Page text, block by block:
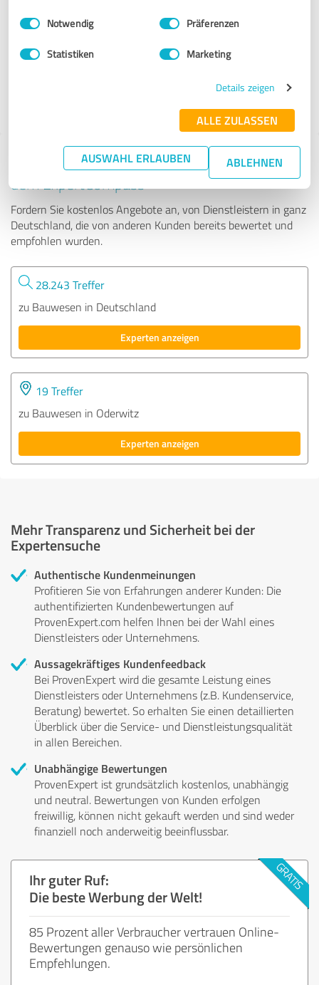
Impressum Datenschutzbestimmungen
Einwilligungsauswahl
Notwendig Präferenzen
Statistiken Marketing
Details zeigen
ALLE ZULASSEN
AUSWAHL ERLAUBEN ABLEHNEN
massa haus GmbH
Tipp: Die passenden Experten finden - mit
dem ExpertCompass
Fordern Sie kostenlos Angebote an, von Dienstleistern in ganz
Deutschland, die von anderen Kunden bereits bewertet und
empfohlen wurden.
28.243 Treffer
zu Bauwesen in Deutschland
Experten anzeigen
19 Treffer
zu Bauwesen in Oderwitz
Experten anzeigen
Mehr Transparenz und Sicherheit bei der
Expertensuche
Authentische Kundenmeinungen
Profitieren Sie von Erfahrungen anderer Kunden: Die
authentifizierten Kundenbewertungen auf
ProvenExpert.com helfen Ihnen bei der Wahl eines
Dienstleisters oder Unternehmens.
Aussagekräftiges Kundenfeedback
Bei ProvenExpert wird die gesamte Leistung eines
Dienstleisters oder Unternehmens (z.B. Kundenservice,
Beratung) bewertet. So erhalten Sie einen detaillierten
Überblick über die Service- und Dienstleistungsqualität
in allen Bereichen.
Unabhängige Bewertungen
ProvenExpert ist grundsätzlich kostenlos, unabhängig
und neutral. Bewertungen von Kunden erfolgen
freiwillig, können nicht gekauft werden und sind weder
finanziell noch anderweitig beeinflussbar.
Ihr guter Ruf:
Die beste Werbung der Welt!
85 Prozent aller Verbraucher vertrauen Online-
Bewertungen genauso wie persönlichen
Empfehlungen.